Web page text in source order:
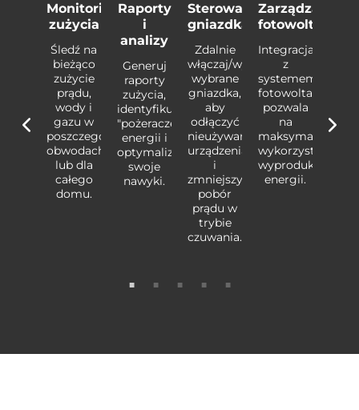
Monitoring
zużycia
Śledź na
bieżąco
zużycie
prądu,
wody i
gazu w
poszczególnych
obwodach
lub dla
całego
domu.
Raporty
i
analizy
Generuj
raporty
zużycia,
identyfikuj
"pożeracze"
energii i
optymalizuj
swoje
nawyki.
Sterowanie
gniazdkami
Zdalnie
włączaj/wyłączaj
wybrane
gniazdka,
aby
odłączyć
nieużywane
urządzenia
i
zmniejszyć
pobór
prądu w
trybie
czuwania.
Zarządzanie
fotowoltaiką
Integracja
z
systemem
fotowoltaicznym
pozwala
na
maksymalne
wykorzystanie
wyprodukowanej
energii.